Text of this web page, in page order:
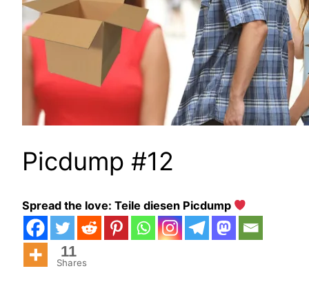
Picdump #12
Spread the love: Teile diesen Picdump
11
Shares